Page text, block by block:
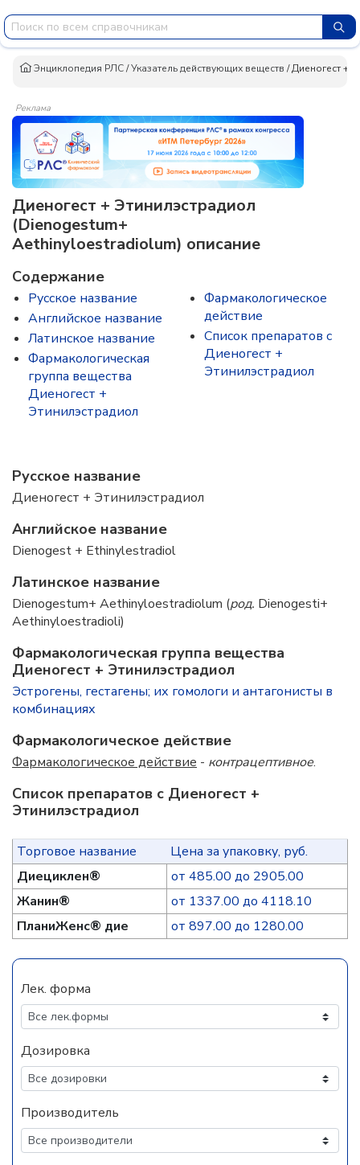
Энциклопедия РЛС/Указатель действующих веществ /Диеногест +
Реклама
Диеногест + Этинилэстрадиол
(Dienogestum+
Aethinyloestradiolum) описание
Содержание
Русское название
Английское название
Латинское название
Фармакологическая
группа вещества
Диеногест +
Этинилэстрадиол
Фармакологическое
действие
Список препаратов с
Диеногест +
Этинилэстрадиол
Русское название
Диеногест + Этинилэстрадиол
Английское название
Dienogest + Ethinylestradiol
Латинское название
Dienogestum+ Aethinyloestradiolum (род. Dienogesti+
Aethinyloestradioli)
Фармакологическая группа вещества
Диеногест + Этинилэстрадиол
Эстрогены, гестагены; их гомологи и антагонисты в
комбинациях
Фармакологическое действие
Фармакологическое действие - контрацептивное.
Список препаратов с Диеногест +
Этинилэстрадиол
Торговое название
Цена за упаковку, руб.
Диециклен®
от 485.00 до 2905.00
Жанин®
от 1337.00 до 4118.10
ПланиЖенс® дие
от 897.00 до 1280.00
Лек. форма
Дозировка
Производитель